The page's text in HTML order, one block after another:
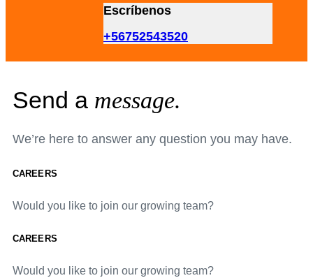
Escríbenos
+56752543520
Send a message.
We’re here to answer any question you may have.
CAREERS
Would you like to join our growing team?
CAREERS
Would you like to join our growing team?